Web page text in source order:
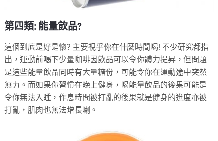
第四類: 能量飲品?
這個到底是好是懷? 主要視乎你在什麼時間喝! 不少研究都指
出，運動前喝下少量咖啡因飲品可以令你體力提昇，但問題
是這些能量飲品同時有大量糖份，可能令你在運動途中突然
無力。而如果你習慣在晚上健身，喝能量飲品的後果可能是
令你無法入睡，作息時間被打亂的後果就是健身的進度亦被
打亂，肌肉也無法增長喇。